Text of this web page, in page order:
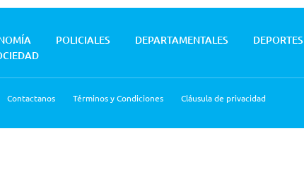
POLICIALES DEPARTAMENTALES DEPORTES
Contactanos Términos y Condiciones Cláusula de privacidad